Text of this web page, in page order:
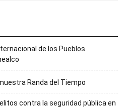
de los Pueblos
Randa del Tiempo
contra la seguridad pública en